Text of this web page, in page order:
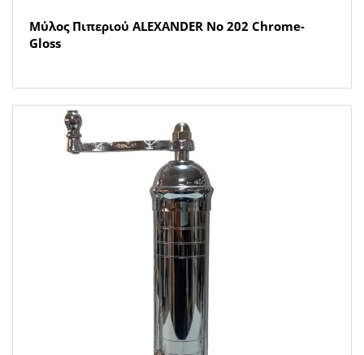
Μύλος Πιπεριού ALEXANDER Νο 202 Chrome-
Gloss